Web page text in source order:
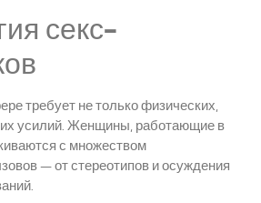
секс-
требует не только физических,
усилий. Женщины, работающие в
с множеством
— от стереотипов и осуждения